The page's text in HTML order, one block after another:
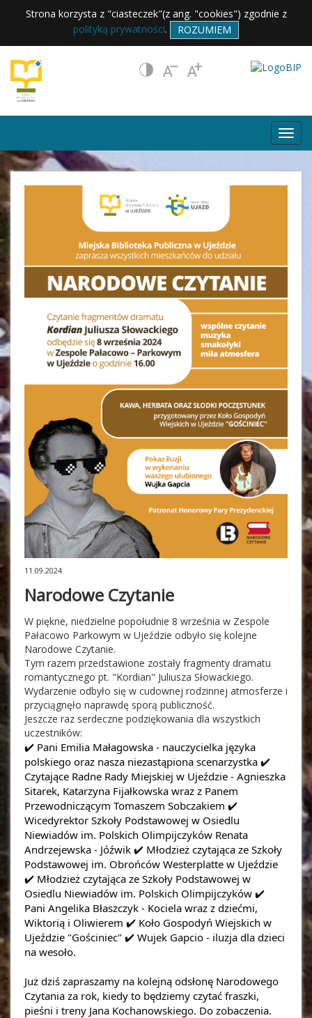
Strona korzysta z "ciasteczek"(z ang. "cookies") zgodnie z
polityką prywatności. ROZUMIEM
11.09.2024
Narodowe Czytanie
W piękne, niedzielne popołudnie 8 września w Zespole
Pałacowo Parkowym w Ujeździe odbyło się kolejne
Narodowe Czytanie.
Tym razem przedstawione zostały fragmenty dramatu
romantycznego pt. "Kordian" Juliusza Słowackiego.
Wydarzenie odbyło się w cudownej rodzinnej atmosferze i
przyciągnęło naprawdę sporą publiczność.
Jeszcze raz serdeczne podziękowania dla wszystkich
uczestników:
✔️ Pani Emilia Małagowska - nauczycielka języka
polskiego oraz nasza niezastąpiona scenarzystka ✔️
Czytające Radne Rady Miejskiej w Ujeździe - Agnieszka
Sitarek, Katarzyna Fijałkowska wraz z Panem
Przewodniczącym Tomaszem Sobczakiem ✔️
Wicedyrektor Szkoły Podstawowej w Osiedlu
Niewiadów im. Polskich Olimpijczyków Renata
Andrzejewska - Jóźwik ✔️ Młodzież czytająca ze Szkoły
Podstawowej im. Obrońców Westerplatte w Ujeździe
✔️ Młodzież czytająca ze Szkoły Podstawowej w
Osiedlu Niewiadów im. Polskich Olimpijczyków ✔️
Pani Angelika Błaszczyk - Kociela wraz z dziećmi,
Wiktorią i Oliwierem ✔️ Koło Gospodyń Wiejskich w
Ujeździe "Gościniec" ✔️ Wujek Gapcio - iluzja dla dzieci
na wesoło.
Już dziś zapraszamy na kolejną odsłonę Narodowego
Czytania za rok, kiedy to będziemy czytać fraszki,
pieśni i treny Jana Kochanowskiego. Do zobaczenia.